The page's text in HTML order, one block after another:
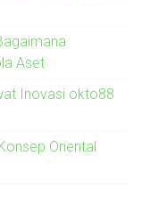
Aset
Inovasi okto88
Oriental